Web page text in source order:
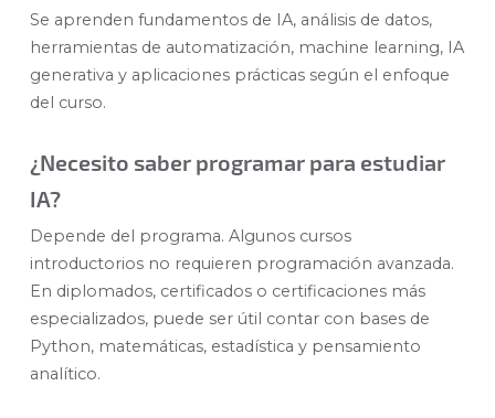
Se aprenden fundamentos de IA, análisis de datos,
herramientas de automatización, machine learning, IA
generativa y aplicaciones prácticas según el enfoque
del curso.
¿Necesito saber programar para estudiar
IA?
Depende del programa. Algunos cursos
introductorios no requieren programación avanzada.
En diplomados, certificados o certificaciones más
especializados, puede ser útil contar con bases de
Python, matemáticas, estadística y pensamiento
analítico.